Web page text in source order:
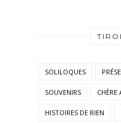
SOLILOQUES
SOUVENIRS CHÈRE
HISTOIRES DE RIEN